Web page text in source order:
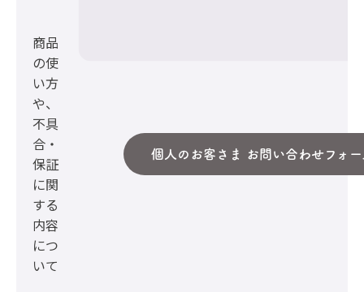
商品
の使
い方
や、
不具
合・
保証
に関
する
内容
につ
いて
個人のお客さま お問い合わせフォー